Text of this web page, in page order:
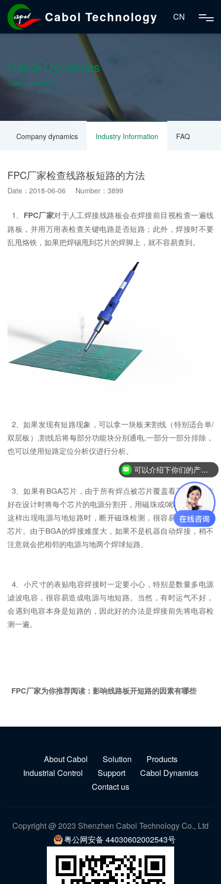
Cabol Technology CN
Cabol Dynamics
CABOL DYNAMICS
Company dynamics Industry Information FAQ
FPC厂家检查线路板短路的方法
Date：2018-06-06 Number：3899
1、 FPC厂家对于人工焊接线路板会在焊接前目视检查一遍线
路板，并用万用表检查关键电路是否短路；此外，焊接时不要
乱甩烙铁，如果把焊锡甩到芯片的焊脚上，就不容易查到。
2、如果发现有短路现象，可以拿一块板来割线（特别适合单/
双层板）,割线后将每部分功能块分别通电,一部分一部分排除，
也可以使用短路定位分析仪进行分析。
3、如果有BGA芯片，由于所有焊点被芯片覆盖看不见，因此
好在设计时将每个芯片的电源分割开，用磁珠或0欧电阻连接，
这样出现电源与地短路时，断开磁珠检测，很容易定位到某一
芯片。由于BGA的焊接难度大，如果不是机器自动焊接，稍不
注意就会把相邻的电源与地两个焊球短路。
4、小尺寸的表贴电容焊接时一定要小心，特别是数量多电源
滤波电容，很容易造成电源与地短路。当然，有时运气不好，
会遇到电容本身是短路的，因此好的办法是焊接前先将电容检
测一遍。
FPC厂家为你推荐阅读： 影响线路板开短路的因素有哪些
About Cabol Solution
Products
Industrial Control
Support
Cabol Dynamics
Contact us
Copyright @ 2023 Shenzhen Cabol Technology Co., Ltd
粤公网安备 44030602002543号
可以介绍下你们的产品么？